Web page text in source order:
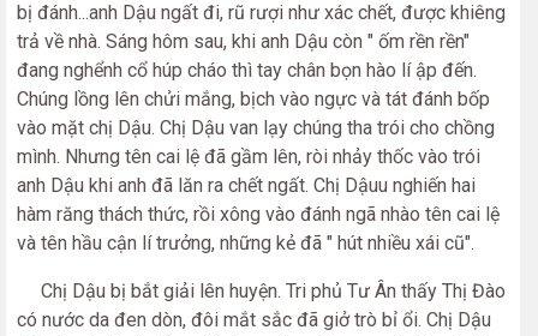
bị đánh...anh Dậu ngất đi, rũ rượi như xác chết, được khiêng
trả về nhà. Sáng hôm sau, khi anh Dậu còn " ốm rền rền"
đang nghểnh cổ húp cháo thì tay chân bọn hào lí ập đến.
Chúng lồng lên chửi mắng, bịch vào ngực và tát đánh bốp
vào mặt chị Dậu. Chị Dậu van lạy chúng tha trói cho chồng
mình. Nhưng tên cai lệ đã gầm lên, ròi nhảy thốc vào trói
anh Dậu khi anh đã lăn ra chết ngất. Chị Dậuu nghiến hai
hàm răng thách thức, rồi xông vào đánh ngã nhào tên cai lệ
và tên hầu cận lí trưởng, những kẻ đã " hút nhiều xái cũ".
Chị Dậu bị bắt giải lên huyện. Tri phủ Tư Ân thấy Thị Đào
có nước da đen dòn, đôi mắt sắc đã giở trò bỉ ổi. Chị Dậu